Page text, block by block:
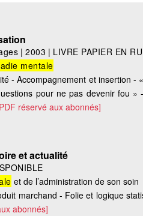
|2003 | LIVRE PAPIER EN
mentale
- Accompagnement et insertion -
pour ne pas devenir fou »
réservé aux abonnés]
et actualité
et de l’administration de son soin
marchand - Folie et logique
abonnés]